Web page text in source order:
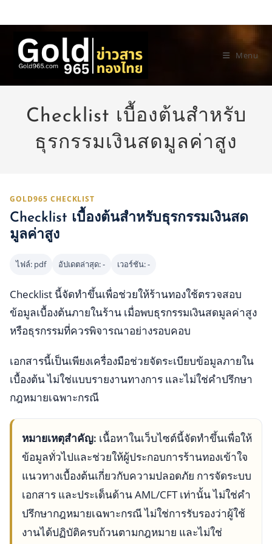
to
content
Menu
Checklist เบื้องต้นสำหรับ
ธุรกรรมเงินสดมูลค่าสูง
GOLD965 CHECKLIST
Checklist เบื้องต้นสำหรับธุรกรรมเงินสด
มูลค่าสูง
ไฟล์: pdf อัปเดตล่าสุด: - เวอร์ชัน: -
Checklist นี้จัดทำขึ้นเพื่อช่วยให้ร้านทองใช้ตรวจสอบ
ข้อมูลเบื้องต้นภายในร้าน เมื่อพบธุรกรรมเงินสดมูลค่าสูง
หรือธุรกรรมที่ควรพิจารณาอย่างรอบคอบ
เอกสารนี้เป็นเพียงเครื่องมือช่วยจัดระเบียบข้อมูลภายใน
เบื้องต้น ไม่ใช่แบบรายงานทางการ และไม่ใช่คำปรึกษา
กฎหมายเฉพาะกรณี
หมายเหตุสำคัญ: เนื้อหาในเว็บไซต์นี้จัดทำขึ้นเพื่อให้
ข้อมูลทั่วไปและช่วยให้ผู้ประกอบการร้านทองเข้าใจ
แนวทางเบื้องต้นเกี่ยวกับความปลอดภัย การจัดระบบ
เอกสาร และประเด็นด้าน AML/CFT เท่านั้น ไม่ใช่คำ
ปรึกษากฎหมายเฉพาะกรณี ไม่ใช่การรับรองว่าผู้ใช้
งานได้ปฏิบัติครบถ้วนตามกฎหมาย และไม่ใช่